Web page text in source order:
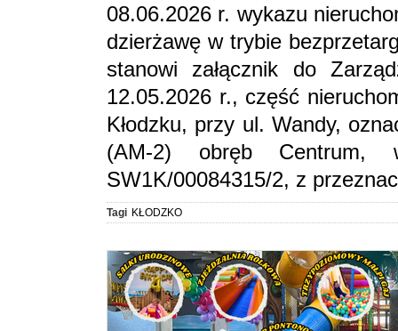
08.06.2026 r. wykazu
dzierżawę w trybie
stanowi załącznik do
12.05.2026 r., część
Kłodzku, przy ul. Wandy,
(AM-2) obręb Centrum,
SW1K/00084315/2, z
Tagi KŁODZKO